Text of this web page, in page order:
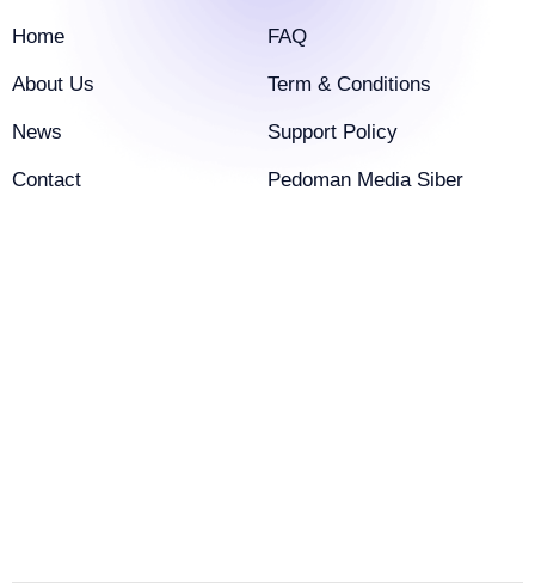
Home
About Us
News
Contact
FAQ
Term & Conditions
Support Policy
Pedoman Media Siber